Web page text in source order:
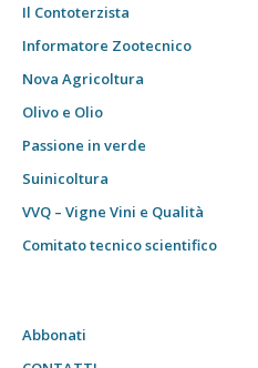
Il Contoterzista
Informatore Zootecnico
Nova Agricoltura
Olivo e Olio
Passione in verde
Suinicoltura
VVQ – Vigne Vini e Qualità
Comitato tecnico scientifico
Abbonati